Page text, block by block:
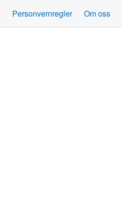
Personvernregler Om oss